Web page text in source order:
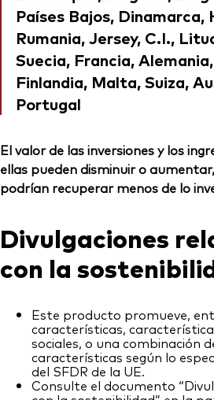
Países Bajos, Dinamarca,
Rumania, Jersey, C.I.,
Suecia, Francia,
Finlandia, Malta, Suiza,
Portugal
El valor de las inversiones y los
ellas pueden disminuir o
podrían recuperar menos de lo
Divulgaciones
con la
Este producto promueve,
características,
sociales, o una combinación
características según lo
del SFDR de la UE.
Consulte el documento